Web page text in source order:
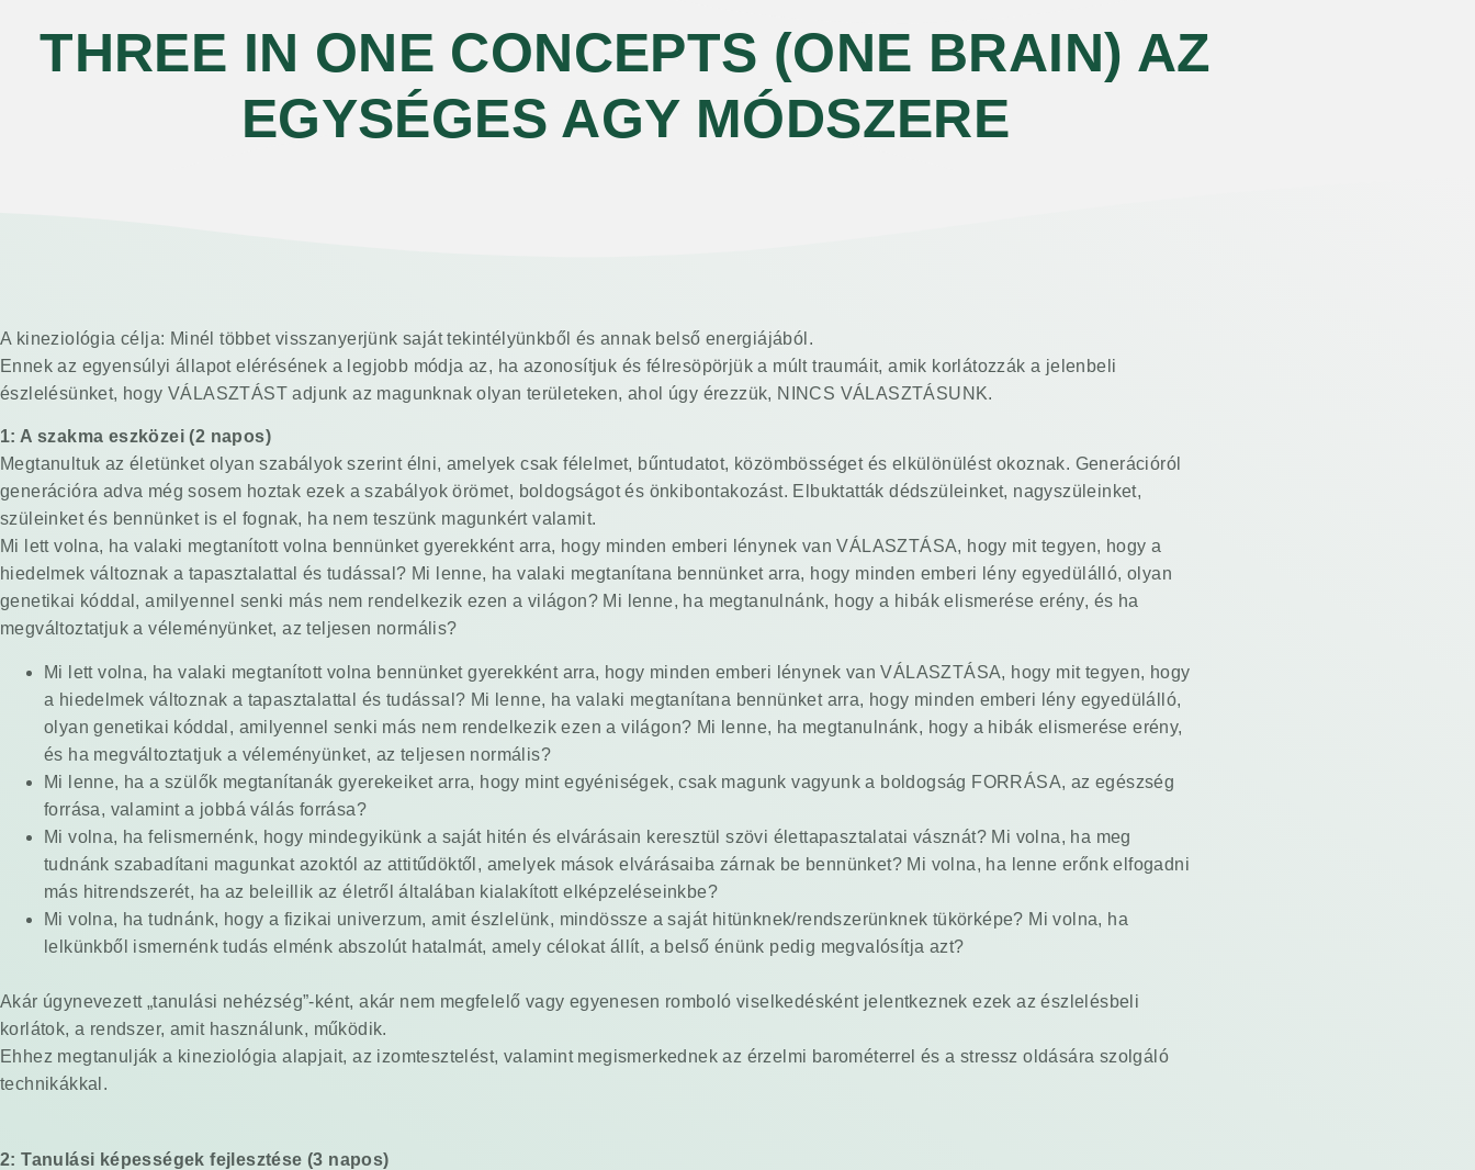
THREE IN ONE CONCEPTS (ONE BRAIN) AZ
EGYSÉGES AGY MÓDSZERE
A kineziológia célja: Minél többet visszanyerjünk saját tekintélyünkből és annak belső energiájából.
Ennek az egyensúlyi állapot elérésének a legjobb módja az, ha azonosítjuk és félresöpörjük a múlt traumáit, amik korlátozzák a jelenbeli
észlelésünket, hogy VÁLASZTÁST adjunk az magunknak olyan területeken, ahol úgy érezzük, NINCS VÁLASZTÁSUNK.
1: A szakma eszközei (2 napos)
Megtanultuk az életünket olyan szabályok szerint élni, amelyek csak félelmet, bűntudatot, közömbösséget és elkülönülést okoznak. Generációról
generációra adva még sosem hoztak ezek a szabályok örömet, boldogságot és önkibontakozást. Elbuktatták dédszüleinket, nagyszüleinket,
szüleinket és bennünket is el fognak, ha nem teszünk magunkért valamit.
Mi lett volna, ha valaki megtanított volna bennünket gyerekként arra, hogy minden emberi lénynek van VÁLASZTÁSA, hogy mit tegyen, hogy a
hiedelmek változnak a tapasztalattal és tudással? Mi lenne, ha valaki megtanítana bennünket arra, hogy minden emberi lény egyedülálló, olyan
genetikai kóddal, amilyennel senki más nem rendelkezik ezen a világon? Mi lenne, ha megtanulnánk, hogy a hibák elismerése erény, és ha
megváltoztatjuk a véleményünket, az teljesen normális?
Mi lett volna, ha valaki megtanított volna bennünket gyerekként arra, hogy minden emberi lénynek van VÁLASZTÁSA, hogy mit tegyen, hogy
a hiedelmek változnak a tapasztalattal és tudással? Mi lenne, ha valaki megtanítana bennünket arra, hogy minden emberi lény egyedülálló,
olyan genetikai kóddal, amilyennel senki más nem rendelkezik ezen a világon? Mi lenne, ha megtanulnánk, hogy a hibák elismerése erény,
és ha megváltoztatjuk a véleményünket, az teljesen normális?
Mi lenne, ha a szülők megtanítanák gyerekeiket arra, hogy mint egyéniségek, csak magunk vagyunk a boldogság FORRÁSA, az egészség
forrása, valamint a jobbá válás forrása?
Mi volna, ha felismernénk, hogy mindegyikünk a saját hitén és elvárásain keresztül szövi élettapasztalatai vásznát? Mi volna, ha meg
tudnánk szabadítani magunkat azoktól az attitűdöktől, amelyek mások elvárásaiba zárnak be bennünket? Mi volna, ha lenne erőnk elfogadni
más hitrendszerét, ha az beleillik az életről általában kialakított elképzeléseinkbe?
Mi volna, ha tudnánk, hogy a fizikai univerzum, amit észlelünk, mindössze a saját hitünknek/rendszerünknek tükörképe? Mi volna, ha
lelkünkből ismernénk tudás elménk abszolút hatalmát, amely célokat állít, a belső énünk pedig megvalósítja azt?
Akár úgynevezett „tanulási nehézség”-ként, akár nem megfelelő vagy egyenesen romboló viselkedésként jelentkeznek ezek az észlelésbeli
korlátok, a rendszer, amit használunk, működik.
Ehhez megtanulják a kineziológia alapjait, az izomtesztelést, valamint megismerkednek az érzelmi barométerrel és a stressz oldására szolgáló
technikákkal.
2: Tanulási képességek fejlesztése (3 napos)